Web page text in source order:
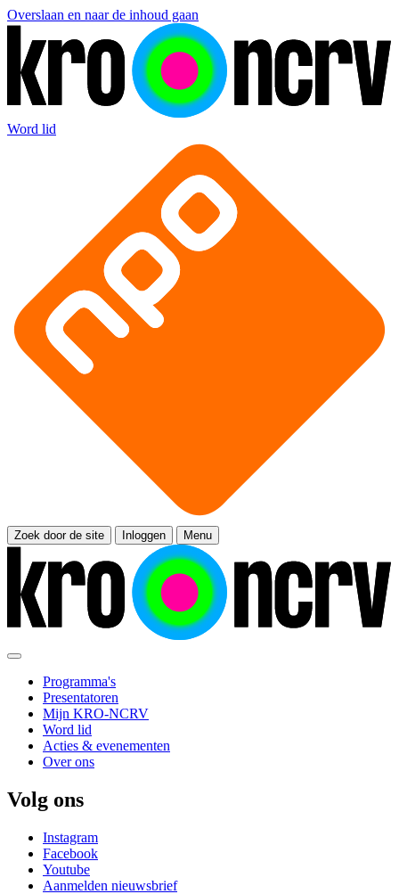
Overslaan en naar de inhoud gaan
Word lid
Zoek door de site Inloggen Menu
Programma's
Presentatoren
Mijn KRO-NCRV
Word lid
Acties & evenementen
Over ons
Volg ons
Instagram
Facebook
Youtube
Aanmelden nieuwsbrief